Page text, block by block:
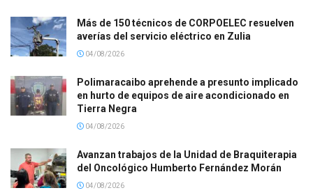
Más de 150 técnicos de CORPOELEC resuelven
averías del servicio eléctrico en Zulia
04/08/2026
Polimaracaibo aprehende a presunto implicado
en hurto de equipos de aire acondicionado en
Tierra Negra
04/08/2026
Avanzan trabajos de la Unidad de Braquiterapia
del Oncológico Humberto Fernández Morán
04/08/2026